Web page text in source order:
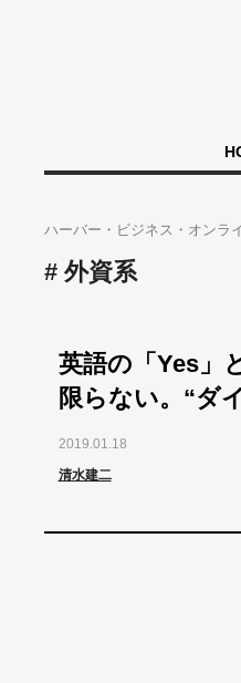
ハーバー・ビジネス・オンラ
外資系
英語の「Yes」
限らない。“ダ
2019.01.18
清水建二